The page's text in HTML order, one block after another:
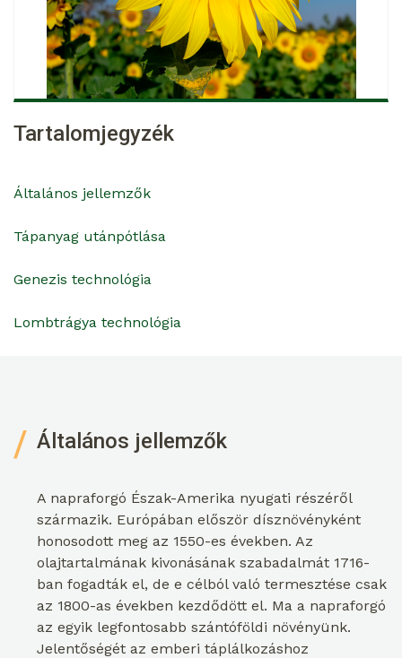
Tartalomjegyzék
Általános jellemzők
Tápanyag utánpótlása
Genezis technológia
Lombtrágya technológia
Általános jellemzők
A napraforgó Észak-Amerika nyugati részéről
származik. Európában először dísznövényként
honosodott meg az 1550-es években. Az
olajtartalmának kivonásának szabadalmát 1716-
ban fogadták el, de e célból való termesztése csak
az 1800-as években kezdődött el. Ma a napraforgó
az egyik legfontosabb szántóföldi növényünk.
Jelentőségét az emberi táplálkozáshoz